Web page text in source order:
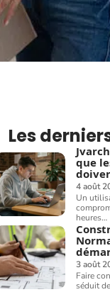
Les
que
4 août
Un
heures…
3 août
Faire
séduit